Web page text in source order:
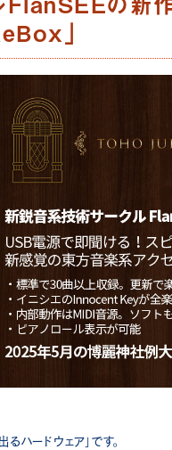
」
ードウェア」です。